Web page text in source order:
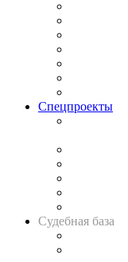
Спецпроекты
Судебная база